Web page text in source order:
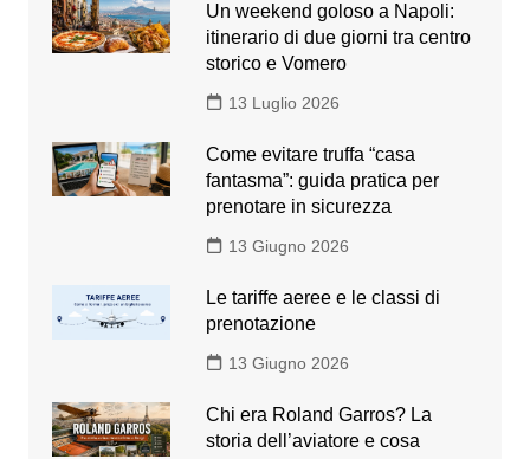
Un weekend goloso a Napoli:
itinerario di due giorni tra centro
storico e Vomero
13 Luglio 2026
Come evitare truffa “casa
fantasma”: guida pratica per
prenotare in sicurezza
13 Giugno 2026
Le tariffe aeree e le classi di
prenotazione
13 Giugno 2026
Chi era Roland Garros? La
storia dell’aviatore e cosa